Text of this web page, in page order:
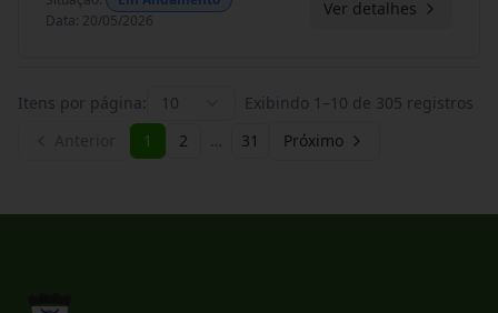
Data: 20/05/2026
Ver detalhes
Itens por página: 10 Exibindo 1 –10 de 305 registros
1 2 … 31 Próximo